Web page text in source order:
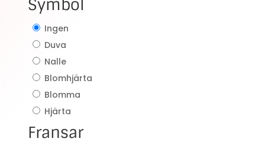
Symbol
Ingen
Duva
Nalle
Blomhjärta
Blomma
Hjärta
Fransar